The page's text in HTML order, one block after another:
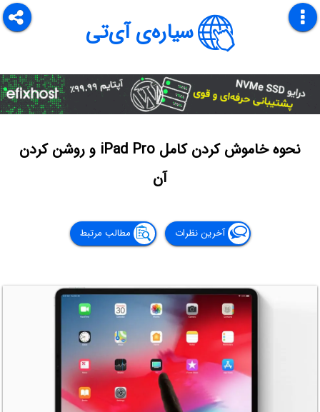
سیاره‌ی آی‌تی
نحوه خاموش کردن کامل iPad Pro و روشن کردن
آن
آخرین نظرات مطالب مرتبط